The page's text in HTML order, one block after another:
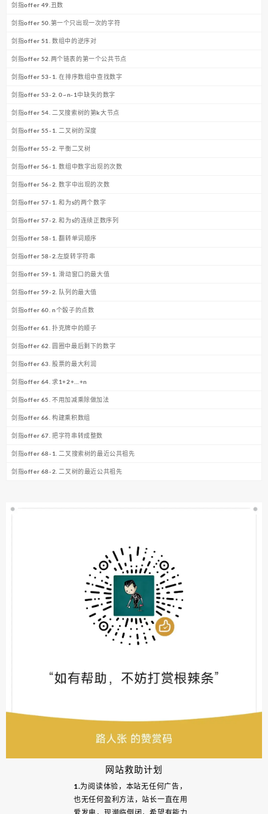
网站救助计划
1.为阅读体验，本站无任何广告，
也无任何盈利方法，站长一直在用
剑指offer 49.丑数
剑指offer 50.第一个只出现一次的字符
剑指offer 51. 数组中的逆序对
剑指offer 52.两个链表的第一个公共节点
剑指offer 53-1. 在排序数组中查找数字
剑指offer 53-2. 0~n-1中缺失的数字
剑指offer 54. 二叉搜索树的第k大节点
剑指offer 55-1. 二叉树的深度
剑指offer 55-2. 平衡二叉树
剑指offer 56-1. 数组中数字出现的次数
剑指offer 56-2. 数字中出现的次数
剑指offer 57-1. 和为s的两个数字
剑指offer 57-2. 和为s的连续正数序列
剑指offer 58-1. 翻转单词顺序
剑指offer 58-2.左旋转字符串
剑指offer 59-1. 滑动窗口的最大值
剑指offer 59-2. 队列的最大值
剑指offer 60. n个骰子的点数
剑指offer 61. 扑克牌中的顺子
剑指offer 62. 圆圈中最后剩下的数字
剑指offer 63. 股票的最大利润
剑指offer 64. 求1+2+…+n
剑指offer 65. 不用加减乘除做加法
剑指offer 66. 构建乘积数组
剑指offer 67. 把字符串转成整数
剑指offer 68-1. 二叉搜索树的最近公共祖先
剑指offer 68-2. 二叉树的最近公共祖先